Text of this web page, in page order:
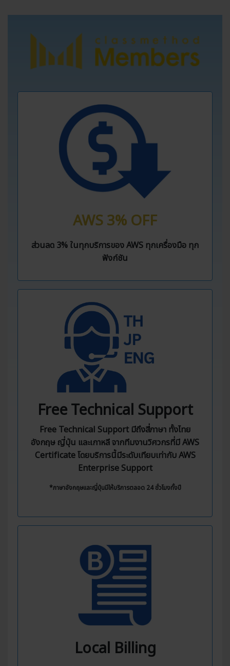
AWS 3% OFF
ส่วนลด 3% ในทุกบริการของ AWS ทุกเครื่องมือ ทุก
ฟังก์ชัน
Free Technical Support
Free Technical Support มีถึงสี่ภาษา ทั้งไทย
อังกฤษ ญี่ปุ่น และเกาหลี จากทีมงานวิศวกรที่มี AWS
Certificate โดยบริการนี้มีระดับเทียบเท่ากับ AWS
Enterprise Support
*ภาษาอังกฤษและญี่ปุ่นมีให้บริการตลอด 24 ชั่วโมงทั้งปี
Local Billing